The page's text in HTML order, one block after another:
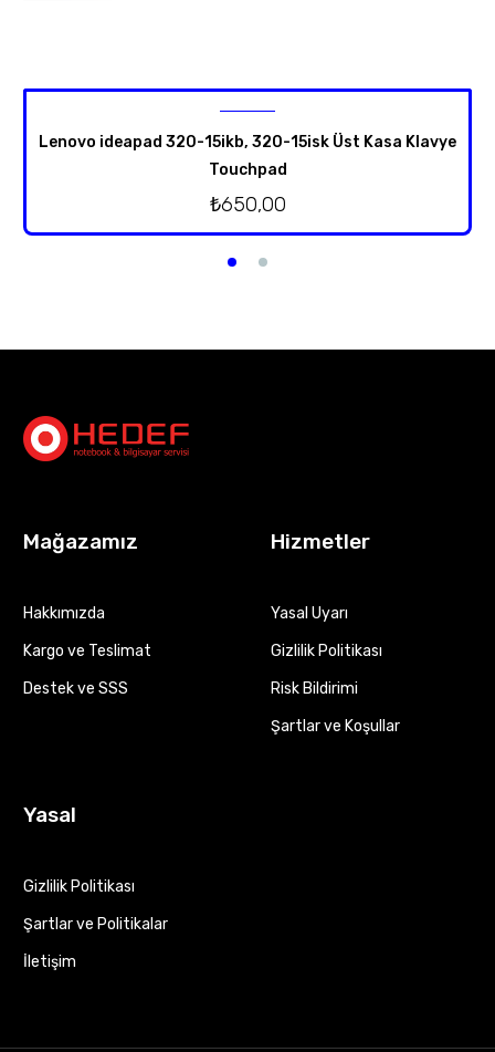
Lenovo ideapad 320-15ikb, 320-15isk Üst Kasa Klavye
Touchpad
₺650,00
Mağazamız
Hakkımızda
Kargo ve Teslimat
Destek ve SSS
Hizmetler
Yasal Uyarı
Gizlilik Politikası
Risk Bildirimi
Şartlar ve Koşullar
Yasal
Gizlilik Politikası
Şartlar ve Politikalar
İletişim